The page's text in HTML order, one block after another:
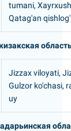
tumani,
Qatag'an
Jizzax viloyati,
Gulzor ko'chasi,
uy